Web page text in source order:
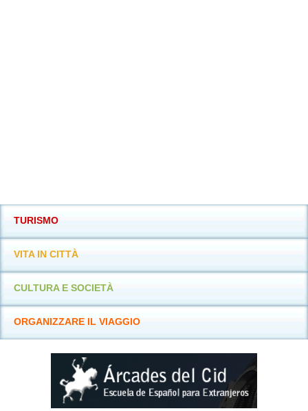
TURISMO
VITA IN CITTÀ
CULTURA E SOCIETÀ
ORGANIZZARE IL VIAGGIO